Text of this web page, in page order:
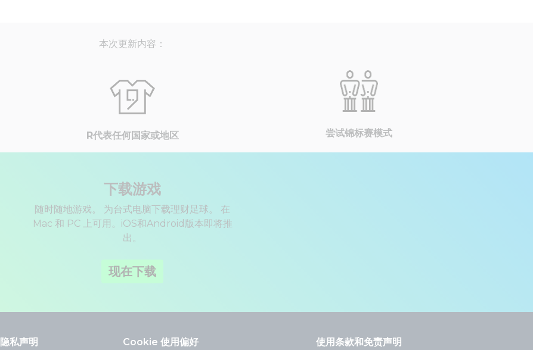
本次更新内容：
R代表任何国家或地区 尝试锦标赛模式
下载游戏
随时随地游戏。 为台式电脑下载理财足球。 在
Mac 和 PC 上可用。iOS和Android版本即将推
出。
现在下载
隐私声明 Cookie 使用偏好 使用条款和免责声明